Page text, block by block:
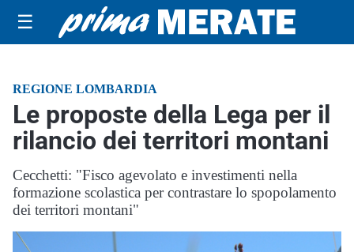
☰
REGIONE LOMBARDIA
Le proposte della Lega per il
rilancio dei territori montani
Cecchetti: "Fisco agevolato e investimenti nella
formazione scolastica per contrastare lo spopolamento
dei territori montani"